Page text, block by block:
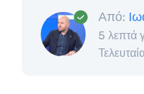
Από:
5 λεπτά